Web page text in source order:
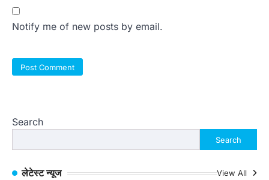
Notify me of new posts by email.
Search
Search
लेटेस्ट न्यूज View All